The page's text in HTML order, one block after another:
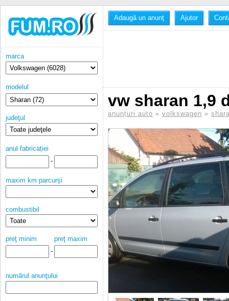
marca
modelul
judeţul
anul fabricației
-
maxim km parcurși
combustibil
preţ minim
preţ maxim
-
numărul anunţului
Adaugă un anunţ Ajutor
vw sharan 1,9
anunțuri auto » volkswagen »